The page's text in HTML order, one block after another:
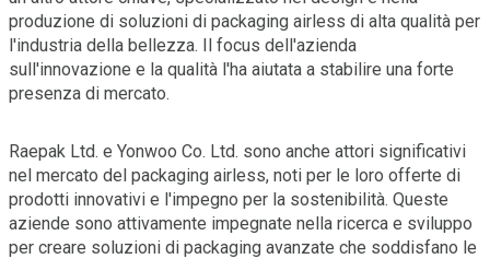
produzione di soluzioni di packaging airless di alta qualità per
l'industria della bellezza. Il focus dell'azienda
sull'innovazione e la qualità l'ha aiutata a stabilire una forte
presenza di mercato.
Raepak Ltd. e Yonwoo Co. Ltd. sono anche attori significativi
nel mercato del packaging airless, noti per le loro offerte di
prodotti innovativi e l'impegno per la sostenibilità. Queste
aziende sono attivamente impegnate nella ricerca e sviluppo
per creare soluzioni di packaging avanzate che soddisfano le